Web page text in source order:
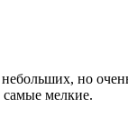
небольших, но
самые мелкие.